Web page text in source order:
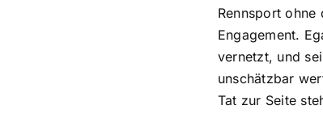
Rennsport
Engagement.
vernetzt, und
unschätzbar
Tat zur Seite